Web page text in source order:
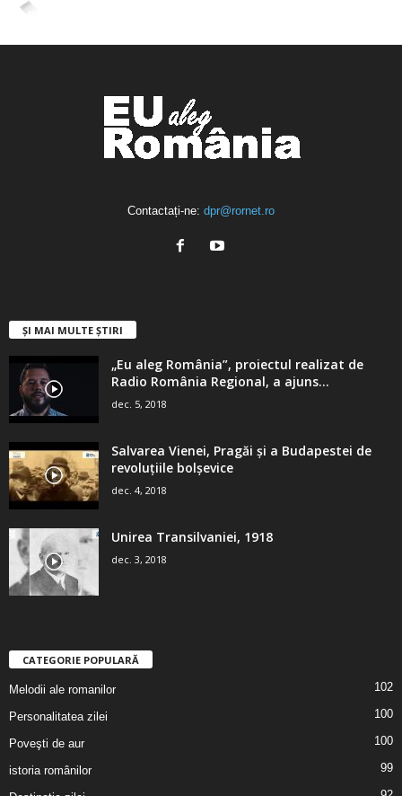
4,400
Contactați-ne: dpr@rornet.ro
ȘI MAI MULTE ȘTIRI
„Eu aleg România”, proiectul realizat de
Radio România Regional, a ajuns...
dec. 5, 2018
Salvarea Vienei, Pragăi şi a Budapestei de
revoluţiile bolşevice
dec. 4, 2018
Unirea Transilvaniei, 1918
dec. 3, 2018
CATEGORIE POPULARĂ
Melodii ale romanilor 102
Personalitatea zilei 100
Poveşti de aur 100
istoria românilor 99